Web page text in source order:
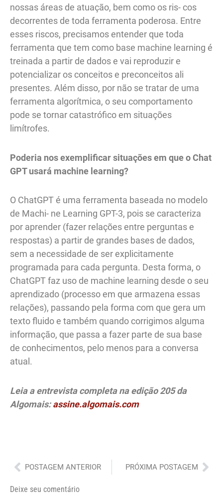
nossas áreas de atuação, bem como os ris- cos
decorrentes de toda ferramenta poderosa. Entre
esses riscos, precisamos entender que toda
ferramenta que tem como base machine learning é
treinada a partir de dados e vai reproduzir e
potencializar os conceitos e preconceitos ali
presentes. Além disso, por não se tratar de uma
ferramenta algorítmica, o seu comportamento
pode se tornar catastrófico em situações
limítrofes.
Poderia nos exemplificar situações em que o Chat
GPT usará machine learning?
O ChatGPT é uma ferramenta baseada no modelo
de Machi- ne Learning GPT-3, pois se caracteriza
por aprender (fazer relações entre perguntas e
respostas) a partir de grandes bases de dados,
sem a necessidade de ser explicitamente
programada para cada pergunta. Desta forma, o
ChatGPT faz uso de machine learning desde o seu
aprendizado (processo em que armazena essas
relações), passando pela forma com que gera um
texto fluido e também quando corrigimos alguma
informação, que passa a fazer parte de sua base
de conhecimentos, pelo menos para a conversa
atual.
Leia a entrevista completa na edição 205 da
Algomais:assine.algomais.com
Anterior
POSTAGEM ANTERIOR PRÓXIMA POSTAGEM
Deixe seu comentário